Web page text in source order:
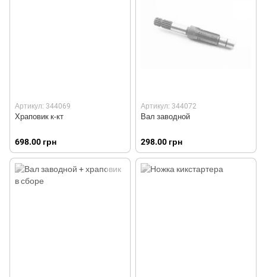
Артикул: 344069
Храповик к-кт
698.00 грн
Артикул: 344072
Вал заводной
298.00 грн